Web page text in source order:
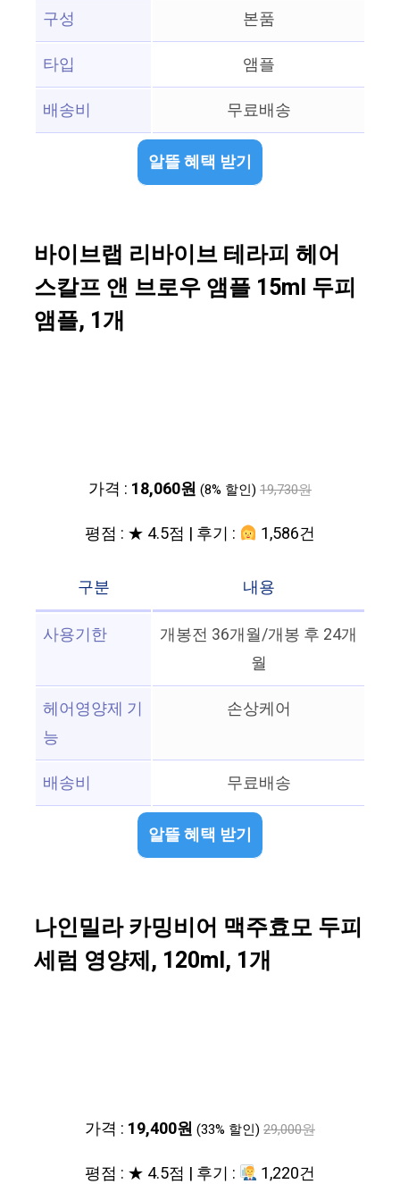
구성
본품
타입
앰플
배송비
무료배송
알뜰 혜택 받기
바이브랩 리바이브 테라피 헤어
스칼프 앤 브로우 앰플 15ml 두피
앰플, 1개
가격 : 18,060원 (8% 할인) 19,730원
평점 : ★ 4.5점 | 후기 : 1,586건
구분
내용
사용기한
개봉전 36개월/개봉 후 24개
월
헤어영양제 기
능
손상케어
배송비 무료배송
알뜰 혜택 받기
나인밀라 카밍비어 맥주효모 두피
세럼 영양제, 120ml, 1개
가격 : 19,400원 (33% 할인) 29,000원
평점 : ★ 4.5점 | 후기 : 1,220건